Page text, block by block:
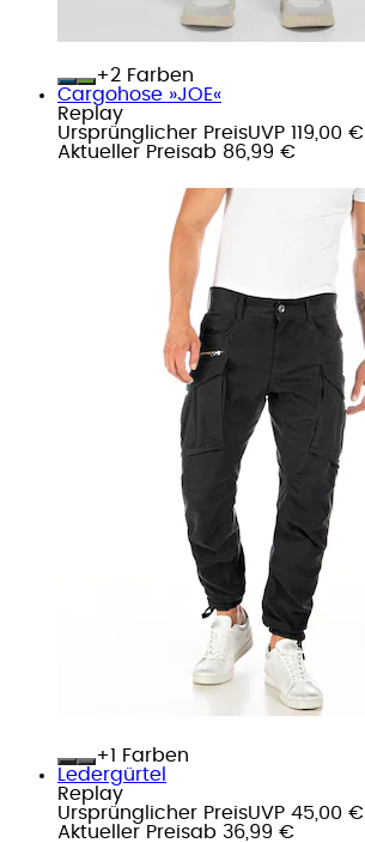
+
Farben
Cargohose »JOE«
Replay
Ursprünglicher PreisUVP 119,00 €
Aktueller Preisab 86,99 €
+
Farben
Ledergürtel
Replay
Ursprünglicher PreisUVP 45,00 €
Aktueller Preisab 36,99 €